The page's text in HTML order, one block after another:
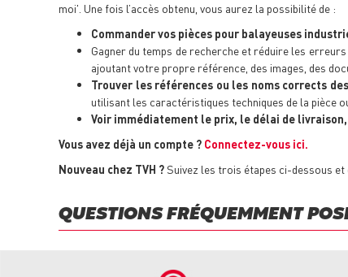
moi'. Une fois l’accès obtenu, vous aurez la possibilité de :
Commander vos pièces pour balayeuses
Gagner du temps de recherche et réduire les
ajoutant votre propre référence, des images, des
Trouver les références ou les noms corrects
utilisant les caractéristiques techniques de la pièce
Voir immédiatement le prix, le délai de
Vous avez déjà un compte ? Connectez-vous ici.
Nouveau chez TVH ? Suivez les trois étapes ci-dessous et
QUESTIONS FRÉQUEMMENT